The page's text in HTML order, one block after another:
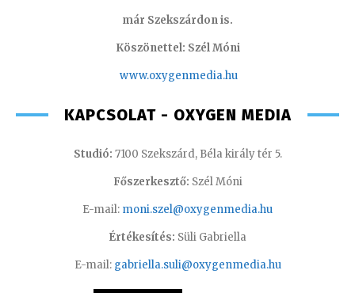
már Szekszárdon is.
Köszönettel: Szél Móni
www.oxygenmedia.hu
KAPCSOLAT - OXYGEN MEDIA
Studió: 7100 Szekszárd, Béla király tér 5.
Főszerkesztő: Szél Móni
E-mail: moni.szel@oxygenmedia.hu
Értékesítés: Süli Gabriella
E-mail: gabriella.suli@oxygenmedia.hu